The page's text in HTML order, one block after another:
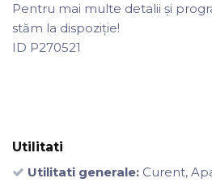
Pentru mai multe detalii și
stăm la dispoziție!
ID P270521
Utilitati
Utilitati generale: Curent,